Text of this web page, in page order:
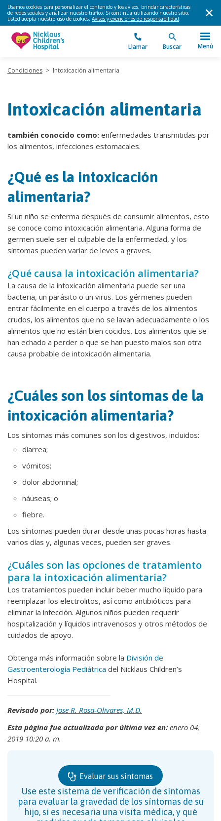
Usamos cookies para personalizar el contenido y los avisos, brindar características
de redes sociales y analizar nuestro tráfico. Si continúa utilizando nuestro sitio,
usted acepta nuestro uso de cookies. Avisos y exenciones de responsabilidad.
Llamar Buscar Menú
Condiciones > Intoxicación alimentaria
Intoxicación alimentaria
también conocido como: enfermedades transmitidas por
los alimentos, infecciones estomacales.
¿Qué es la intoxicación
alimentaria?
Si un niño se enferma después de consumir alimentos, esto
se conoce como intoxicación alimentaria. Alguna forma de
germen suele ser el culpable de la enfermedad, y los
síntomas pueden variar de leves a graves.
¿Qué causa la intoxicación alimentaria?
La causa de la intoxicación alimentaria puede ser una
bacteria, un parásito o un virus. Los gérmenes pueden
entrar fácilmente en el cuerpo a través de los alimentos
crudos, los alimentos que no se lavan adecuadamente o los
alimentos que no están bien cocidos. Los alimentos que se
han echado a perder o que se han puesto malos son otra
causa probable de intoxicación alimentaria.
¿Cuáles son los síntomas de la
intoxicación alimentaria?
Los síntomas más comunes son los digestivos, incluidos:
diarrea;
vómitos;
dolor abdominal;
náuseas; o
fiebre.
Los síntomas pueden durar desde unas pocas horas hasta
varios días y, algunas veces, pueden ser graves.
¿Cuáles son las opciones de tratamiento
para la intoxicación alimentaria?
Los tratamientos pueden incluir beber mucho líquido para
reemplazar los electrolitos, así como antibióticos para
eliminar la infección. Algunos niños pueden requerir
hospitalización y líquidos intravenosos y otros métodos de
cuidados de apoyo.
Obtenga más información sobre la División de
Gastroenterología Pediátrica del Nicklaus Children’s
Hospital.
Revisado por: Jose R. Rosa-Olivares, M.D.
Esta página fue actualizada por última vez en: enero 04,
2019 10:20 a. m.
Evaluar sus síntomas
Use este sistema de verificación de síntomas
para evaluar la gravedad de los síntomas de su
hijo, si es necesaria una visita médica, y qué